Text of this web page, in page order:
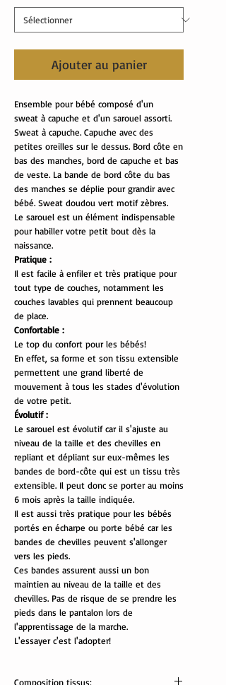
Ajouter au panier
Ensemble pour bébé composé d'un
sweat à capuche et d'un sarouel assorti.
Sweat à capuche. Capuche avec des
petites oreilles sur le dessus. Bord côte en
bas des manches, bord de capuche et bas
de veste. La bande de bord côte du bas
des manches se déplie pour grandir avec
bébé. Sweat doudou vert motif zèbres.
Le sarouel est un élément indispensable
pour habiller votre petit bout dès la
naissance.
Pratique :
Il est facile à enfiler et très pratique pour
tout type de couches, notamment les
couches lavables qui prennent beaucoup
de place.
Confortable :
Le top du confort pour les bébés!
En effet, sa forme et son tissu extensible
permettent une grand liberté de
mouvement à tous les stades d'évolution
de votre petit.
Évolutif :
Le sarouel est évolutif car il s'ajuste au
niveau de la taille et des chevilles en
repliant et dépliant sur eux-mêmes les
bandes de bord-côte qui est un tissu très
extensible. Il peut donc se porter au moins
6 mois après la taille indiquée.
Il est aussi très pratique pour les bébés
portés en écharpe ou porte bébé car les
bandes de chevilles peuvent s'allonger
vers les pieds.
Ces bandes assurent aussi un bon
maintien au niveau de la taille et des
chevilles. Pas de risque de se prendre les
pieds dans le pantalon lors de
l'apprentissage de la marche.
L'essayer c'est l'adopter!
Composition tissus: